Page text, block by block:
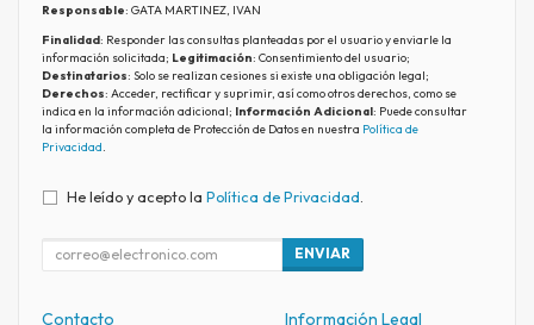
Responsable: GATA MARTINEZ, IVAN
Finalidad: Responder las consultas planteadas por el usuario y enviarle la
información solicitada; Legitimación: Consentimiento del usuario;
Destinatarios: Solo se realizan cesiones si existe una obligación legal;
Derechos: Acceder, rectificar y suprimir, así como otros derechos, como se
indica en la información adicional; Información Adicional: Puede consultar
la información completa de Protección de Datos en nuestra Política de
Privacidad.
He leído y acepto la Política de Privacidad
ENVIAR
Contacto Información Legal